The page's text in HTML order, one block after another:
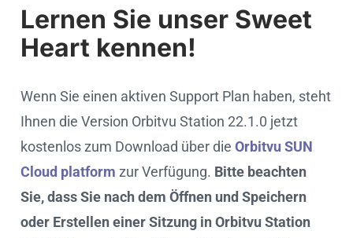
Lernen Sie unser Sweet
Heart kennen!
Wenn Sie einen aktiven Support Plan haben, steht
Ihnen die Version Orbitvu Station 22.1.0 jetzt
kostenlos zum Download über die Orbitvu SUN
Cloud platform zur Verfügung. Bitte beachten
Sie, dass Sie nach dem Öffnen und Speichern
oder Erstellen einer Sitzung in Orbitvu Station